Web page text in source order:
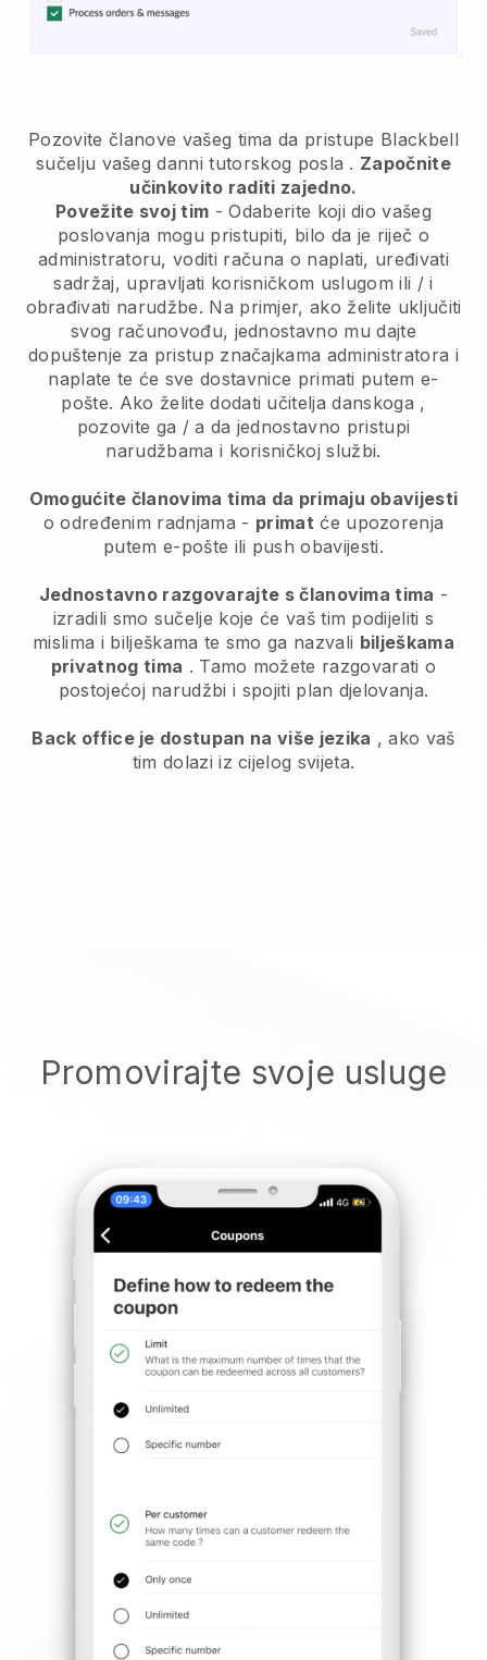
Pozovite članove vašeg tima da pristupe Blackbell
sučelju vašeg danni tutorskog posla . Započnite
učinkovito raditi zajedno.
Povežite svoj tim - Odaberite koji dio vašeg
poslovanja mogu pristupiti, bilo da je riječ o
administratoru, voditi računa o naplati, uređivati
sadržaj, upravljati korisničkom uslugom ili / i
obrađivati narudžbe. Na primjer, ako želite uključiti
svog računovođu, jednostavno mu dajte
dopuštenje za pristup značajkama administratora i
naplate te će sve dostavnice primati putem e-
pošte. Ako želite dodati učitelja danskoga ,
pozovite ga / a da jednostavno pristupi
narudžbama i korisničkoj službi.
Omogućite članovima tima da primaju obavijesti
o određenim radnjama - primat će upozorenja
putem e-pošte ili push obavijesti.
Jednostavno razgovarajte s članovima tima -
izradili smo sučelje koje će vaš tim podijeliti s
mislima i bilješkama te smo ga nazvali bilješkama
privatnog tima . Tamo možete razgovarati o
postojećoj narudžbi i spojiti plan djelovanja.
Back office je dostupan na više jezika , ako vaš
tim dolazi iz cijelog svijeta.
Promovirajte svoje usluge